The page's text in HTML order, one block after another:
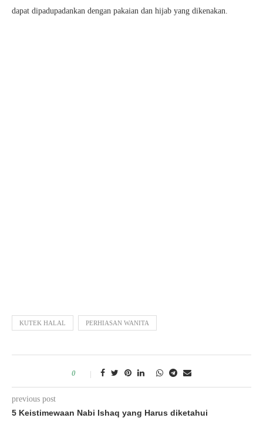
dapat dipadupadankan dengan pakaian dan hijab yang dikenakan.
KUTEK HALAL PERHIASAN WANITA
0
previous post
5 Keistimewaan Nabi Ishaq yang Harus diketahui